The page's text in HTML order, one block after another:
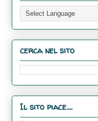
cerca nel sito
Il sito piace....